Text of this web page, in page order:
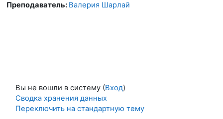
Преподаватель: Валерия Шарлай
Вы не вошли в систему (Вход)
Сводка хранения данных
Переключить на стандартную тему